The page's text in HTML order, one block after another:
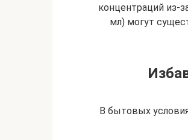
концентраций из-
мл) могут
В бытовых